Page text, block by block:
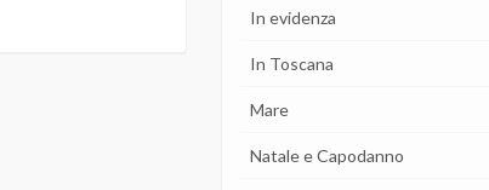
In evidenza
In Toscana
Mare
Natale e Capodanno